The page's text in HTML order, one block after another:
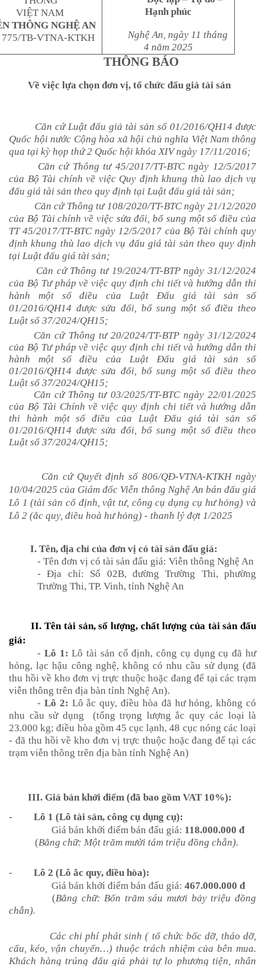
VIỆT NAM
THÔNG NGHỆ AN
775/TB-VTNA-KTKH
Hạnh phúc
Nghệ An , ngày 11 tháng
4 năm 2025
THÔNG BÁO
Về việc lựa chọn đơn vị, tổ chức đấu giá tài sản
Căn cứ Luật đấu giả tài sản số 01/2016/QH14 được
Quốc hội nước Cộng hòa xã hội chủ nghĩa Việt Nam thông
qua tại kỳ họp thứ 2 Quốc hội khóa XIV ngày 17/11/2016;
Căn cứ Thông tư 45/2017/TT-BTC ngày 12/5/2017
của Bộ Tài chính về việc Quy định khung thù lao dịch vụ
đấu giá tài sản theo quy định tại Luật đấu giá tài sản;
Căn cứ Thông tư 108/2020/TT-BTC ngày 21/12/2020
của Bộ Tài chính về việc sửa đổi, bổ sung một số điều của
TT 45/2017/TT-BTC ngày 12/5/2017 của Bộ Tài chính quy
định khung thù lao dịch vụ đấu giá tài sản theo quy định
tại Luật đấu giá tài sản;
Căn cứ Thông tư 19/2024/TT-BTP ngày 31/12/2024
của Bộ Tư pháp về việc quy định chi tiết và hướng dẫn thi
hành một số điều của Luật Đấu giá tài sản số
01/2016/QH14 được sửa đổi, bổ sung một số điều theo
Luật số 37/2024/QH15;
Căn cứ Thông tư 20/2024/TT-BTP ngày 31/12/2024
của Bộ Tư pháp về việc quy định chi tiết và hướng dẫn thi
hành một số điều của Luật Đấu giá tài sản số
01/2016/QH14 được sửa đổi, bổ sung một số điều theo
Luật số 37/2024/QH15;
Căn cứ Thông tư 03/2025/TT-BTC ngày 22/01/2025
của Bộ Tài Chính về việc quy định chi tiết và hướng dẫn
thi hành một số điều của Luật Đấu giá tài sản số
01/2016/QH14 được sửa đổi, bổ sung một số điều theo
Luật số 37/2024/QH15;
Căn cứ Quyết định số 806/QĐ-VTNA-KTKH ngày
10/04/2025 của Giám đốc Viễn thông Nghệ An bán đấu giá
Lô 1 (tài sản cố định, vật tư, công cụ dụng cụ hư hỏng) và
Lô 2 (ắc quy, điều hoà hư hỏng) - thanh lý đợt 1/2025
I. Tên, địa chỉ của đơn vị có tài sản đấu giá:
- Tên đơn vị có tài sản đấu giá: Viễn thông Nghệ An
- Địa chỉ: Số 02B, đường Trường Thi, phường
Trường Thi, TP. Vinh, tỉnh Nghệ An
II. Tên tài sản, số lượng, chất lượng của tài sản đấu
giá:
- Lô 1: Lô tài sản cố định, công cụ dụng cụ đã hư
hỏng, lạc hậu công nghệ, không có nhu cầu sử dụng (đã
thu hồi về kho đơn vị trực thuộc hoặc đang để tại các trạm
viễn thông trên địa bàn tỉnh Nghệ An).
- Lô 2: Lô ắc quy, điều hòa đã hư hỏng, không có
nhu cầu sử dụng
(tổng trọng lượng ắc quy các loại là
23.000 kg; điều hòa gồm 45 cục lạnh, 48 cục nóng các loại
- đã thu hồi về kho đơn vị trực thuộc hoặc đang để tại các
trạm viễn thông trên địa bàn tỉnh Nghệ An)
III. Giá bán khởi điểm (đã bao gồm VAT 10%):
-
Lô 1 (Lô tài sản, công cụ dụng cụ):
Giá bán khởi điểm bán đấu giá: 118.000.000 đ
(Bằng chữ: Một trăm mười tám triệu đồng chẵn).
-
Lô 2 (Lô ắc quy, điều hòa):
Giá bán khởi điểm bán đấu giá: 467.000.000 đ
(Bằng chữ: Bốn trăm sáu mươi bảy triệu đồng
chẵn).
Các chi phí phát sinh ( tổ chức bốc dỡ, tháo dỡ,
cẩu, kéo, vận chuyển…) thuộc trách nhiệm của bên mua.
Khách hàng trúng đấu giá phải tự lo phương tiện, nhân